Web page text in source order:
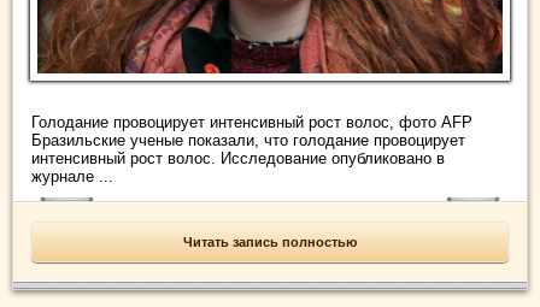
Голодание провоцирует интенсивный рост волос, фото AFP
Бразильские ученые показали, что голодание провоцирует
интенсивный рост волос. Исследование опубликовано в
журнале ...
Читать запись полностью